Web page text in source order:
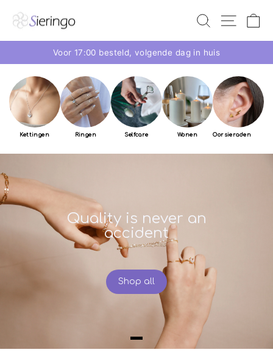
Sieringo
Voor 17:00 besteld, volgende dag in huis
Kettingen Ringen Selfcare Wonen Oorsieraden
Quality is never an
accident
Shop all